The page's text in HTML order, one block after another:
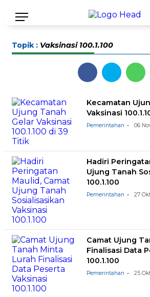
Topik : Vaksinasi 100.1.100
Kecamatan
Vaksinasi
Pemerintahan 06
Hadiri
Ujung Tanah
100.1.100
Pemerintahan 27
Camat Ujung
Finalisasi Data
100.1.100
Pemerintahan 25